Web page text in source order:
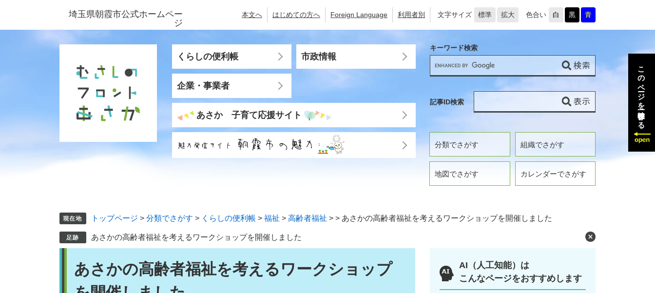
ジ
ュ
埼玉県朝霞市公式ホームペー
ジ
本文へ はじめての方へ Foreign Language 利用者別 文字サイズ 標準 拡大 色合い 白 黒 青
くらしの便利帳 市政情報
企業・事業者
あさか 子育て応援サイト
分類でさがす 組織でさがす
地図でさがす カレンダーでさがす
キーワード検索
記事ID検索
トップページ > 分類でさがす > くらしの便利帳 > 福祉 > 高齢者福祉 > > あさかの高齢者福祉を考えるワークショップを開催しました
あさかの高齢者福祉を考えるワークショップを開催しました
あさかの高齢者福祉を考えるワークショップ
AI（人工知能）は
こんなページをおすすめします
このページを一時保存する